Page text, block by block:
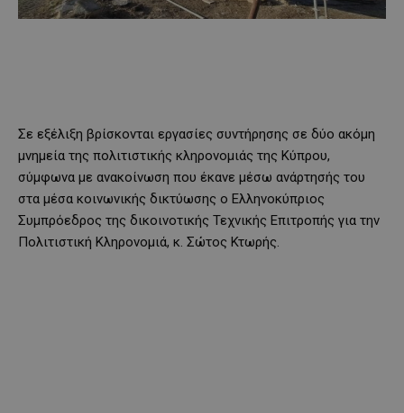
Σε εξέλιξη βρίσκονται εργασίες συντήρησης σε δύο ακόμη
μνημεία της πολιτιστικής κληρονομιάς της Κύπρου,
σύμφωνα με ανακοίνωση που έκανε μέσω ανάρτησής του
στα μέσα κοινωνικής δικτύωσης ο Ελληνοκύπριος
Συμπρόεδρος της δικοινοτικής Τεχνικής Επιτροπής για την
Πολιτιστική Κληρονομιά, κ. Σώτος Κτωρής.